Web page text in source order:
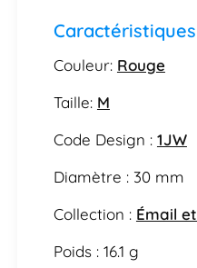
Couleur: Rouge
Taille: M
Code Design : 1JW
Diamètre : 30 mm
Collection : Émail
Poids : 16.1 g